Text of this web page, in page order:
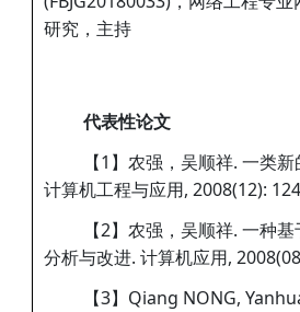
研究，主持
代表性论文
【1】农强，吴顺祥. 一类
计算机工程与应用, 2008(12):
【2】农强，吴顺祥. 一种
分析与改进. 计算机应用,
【3】Qiang NONG,